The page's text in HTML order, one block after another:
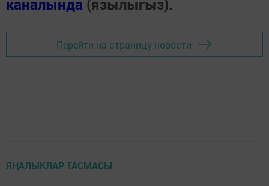
каналында (язылыгыз).
Перейти на страницу новости
ЯҢАЛЫКЛАР ТАСМАСЫ